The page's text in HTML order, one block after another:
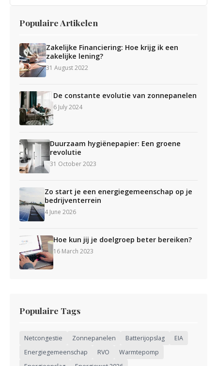
Populaire Artikelen
Zakelijke Financiering: Hoe krijg ik een
zakelijke lening?
31 August 2022
De constante evolutie van zonnepanelen
6 July 2024
Duurzaam hygiënepapier: Een groene
revolutie
31 October 2023
Zo start je een energiegemeenschap op je
bedrijventerrein
4 June 2026
Hoe kun jij je doelgroep beter bereiken?
16 March 2023
Populaire Tags
Netcongestie Zonnepanelen Batterijopslag
EIA
Energiegemeenschap
RVO
Warmtepomp